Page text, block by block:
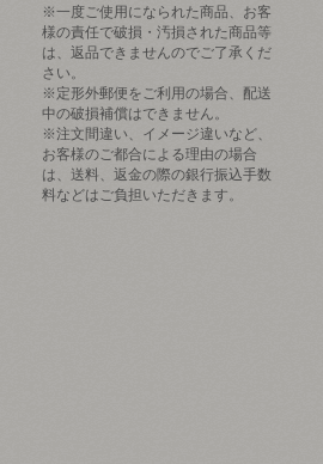
※一度ご使用になられた商品、お客
様の責任で破損・汚損された商品等
は、返品できませんのでご了承くだ
さい。
※定形外郵便をご利用の場合、配送
中の破損補償はできません。
※注文間違い、イメージ違いなど、
お客様のご都合による理由の場合
は、送料、返金の際の銀行振込手数
料などはご負担いただきます。